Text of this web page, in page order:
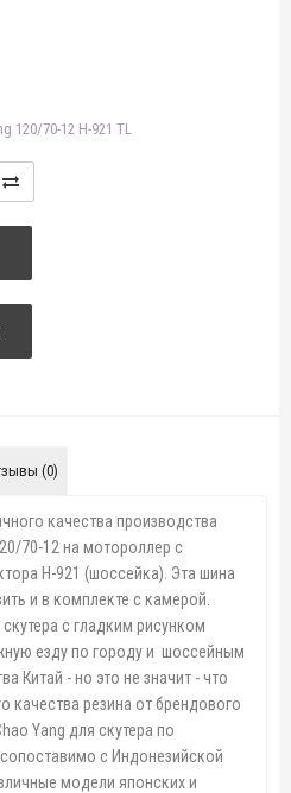
120/70-12 H-921 TL
(0)
качества производства
70-12 на мотороллер с
H-921 (шоссейка). Эта шина
и в комплекте с камерой.
с гладким рисунком
езду по городу и шоссейным
Китай - но это не значит - что
качества резина от брендового
Yang для скутера по
с Индонезийской
модели японских и